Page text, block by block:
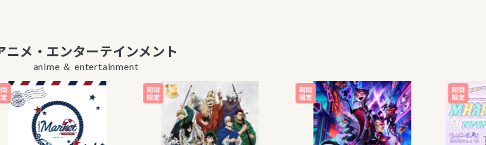
ニメ・エンターテインメント
anime ＆ entertainment